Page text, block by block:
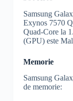
Samsung
Exynos 7570
Quad-Corela
(GPU) este
Memorie
Samsung
de memorie: